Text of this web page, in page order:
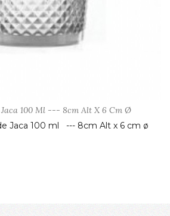
100 Ml --- 8cm Alt X 6 Cm Ø
Jaca 100 ml --- 8cm Alt x 6 cm ø